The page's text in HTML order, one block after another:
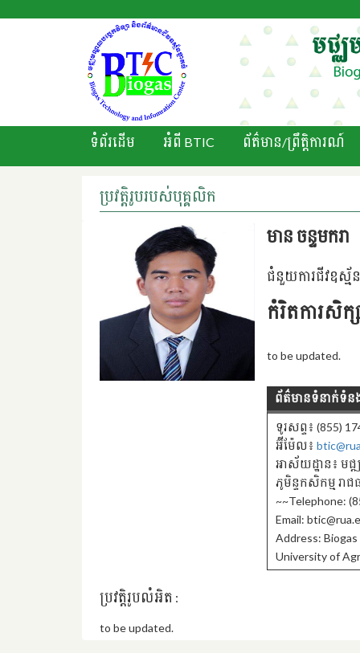
ទំព័រដើម អំពី BTIC ព័ត៌មាន/ព្រឹតិ្តការណ៍
ប្រវត្តិរូបរបស់បុគ្គលិក
មាន ចន្ទ​មករា
ជំនួយការជីវឧស្ម័ន
កំរិតការសិក្ស
to be updated.
ព័ត៌មានទំនាក់ទំន
ទូរសព្ទ៖ (855)
អ៊ីម៉ែល៖
អាស័យដ្ឋាន៖ មជ្
ភូមិន្ទកសិកម្ម រា
~~Telephone:
Email:
Address:
University of
ប្រវត្តិរូបលំអិត :
to be updated.